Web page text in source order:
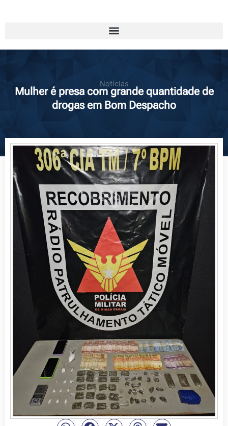
Notícias
Mulher é presa com grande quantidade de
drogas em Bom Despacho